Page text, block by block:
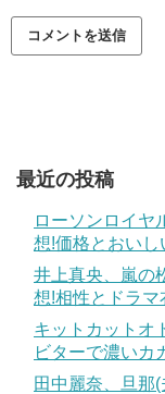
最近の投稿
ローソンロイヤ
想!価格とおい
井上真央、嵐の
想!相性とドラ
キットカットオ
ビターで濃いカ
田中麗奈、旦那